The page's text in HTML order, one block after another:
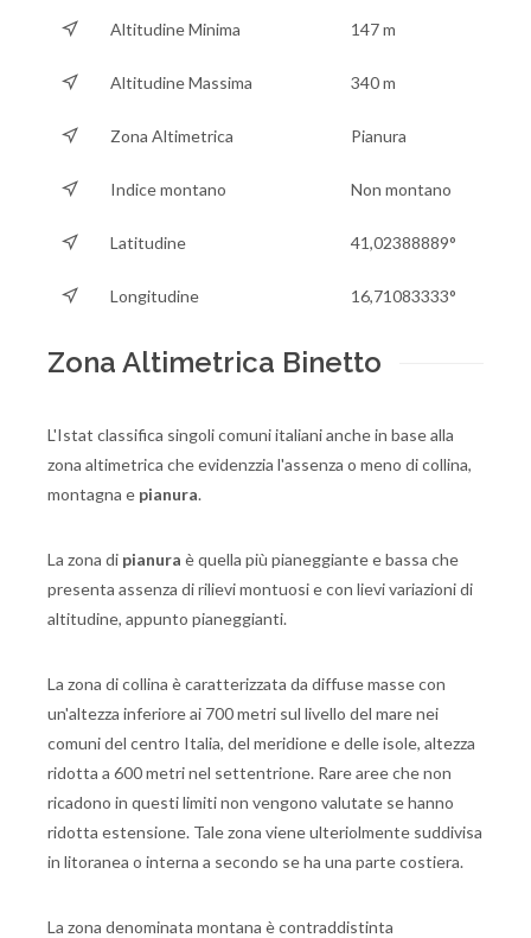
Altitudine Minima 147 m
Altitudine Massima 340 m
Zona Altimetrica Pianura
Indice montano Non montano
Latitudine 41,02388889°
Longitudine 16,71083333°
Zona Altimetrica Binetto
L'Istat classifica singoli comuni italiani anche in base alla
zona altimetrica che evidenzzia l'assenza o meno di collina,
montagna e pianura.
La zona di pianura è quella più pianeggiante e bassa che
presenta assenza di rilievi montuosi e con lievi variazioni di
altitudine, appunto pianeggianti.
La zona di collina è caratterizzata da diffuse masse con
un'altezza inferiore ai 700 metri sul livello del mare nei
comuni del centro Italia, del meridione e delle isole, altezza
ridotta a 600 metri nel settentrione. Rare aree che non
ricadono in questi limiti non vengono valutate se hanno
ridotta estensione. Tale zona viene ulteriolmente suddivisa
in litoranea o interna a secondo se ha una parte costiera.
La zona denominata montana è contraddistinta